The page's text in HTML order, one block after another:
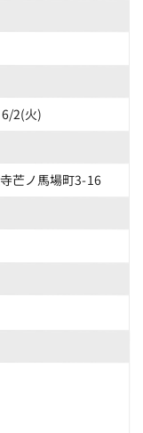
2(火)
芒ノ馬場町3-16